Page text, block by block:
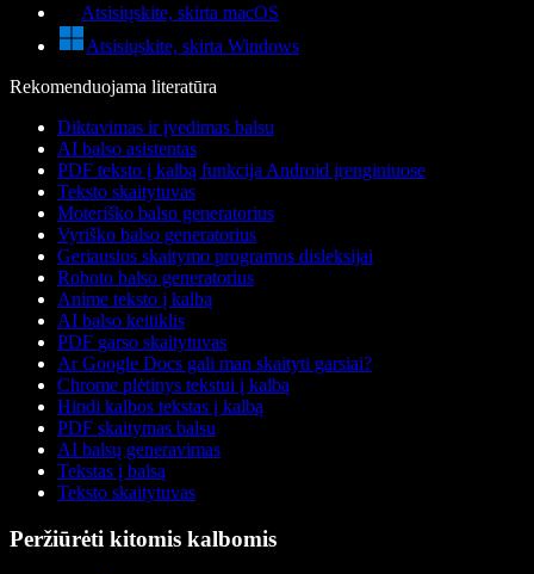
Atsisiųskite, skirta macOS
Atsisiųskite, skirta Windows
Rekomenduojama literatūra
Diktavimas ir įvedimas balsu
AI balso asistentas
PDF teksto į kalbą funkcija Android įrenginiuose
Teksto skaitytuvas
Moteriško balso generatorius
Vyriško balso generatorius
Geriausios skaitymo programos disleksijai
Roboto balso generatorius
Anime teksto į kalbą
AI balso keitiklis
PDF garso skaitytuvas
Ar Google Docs gali man skaityti garsiai?
Chrome plėtinys tekstui į kalbą
Hindi kalbos tekstas į kalbą
PDF skaitymas balsu
AI balsų generavimas
Tekstas į balsą
Teksto skaitytuvas
Peržiūrėti kitomis kalbomis